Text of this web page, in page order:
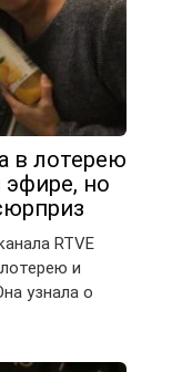
в лотерею
но
RTVE
и
узнала о